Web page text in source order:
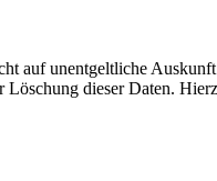
auf unentgeltliche
dieser Daten.